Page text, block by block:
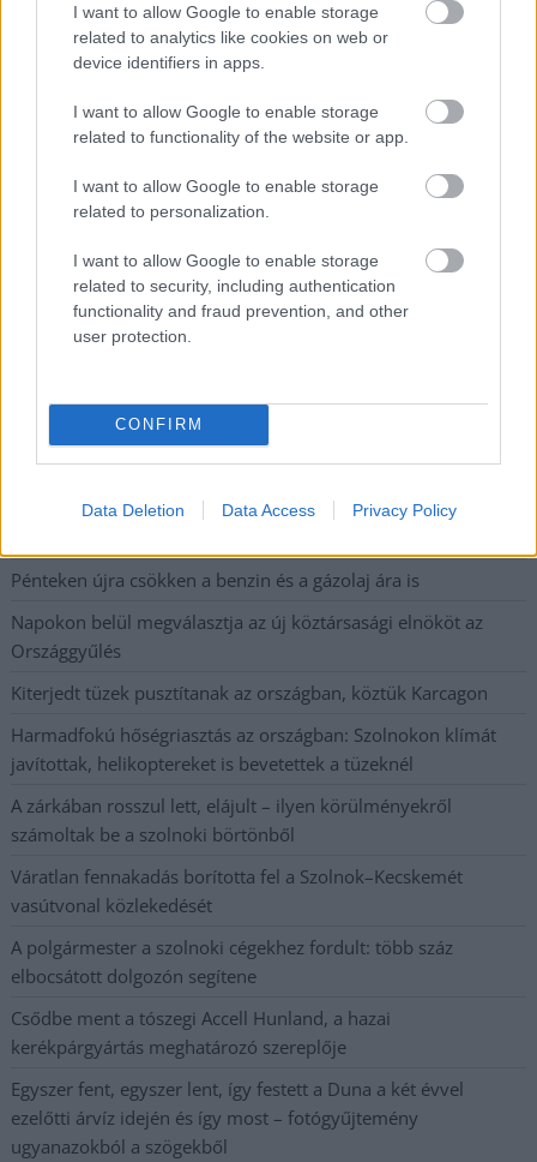
I want to allow Google to enable storage
related to analytics like cookies on web or
device identifiers in apps.
I want to allow Google to enable storage
related to functionality of the website or app.
I want to allow Google to enable storage
related to personalization.
I want to allow Google to enable storage
related to security, including authentication
functionality and fraud prevention, and other
user protection.
CONFIRM
Data Deletion Data Access Privacy Policy
Adja meg keresztnevét:
meg e-mail címét:
Megismertem és elfogadom aGDPR-szabályzatot
Nem szeretne lemaradni semmiről? Csak egy kattintás, és hírlevelünk a
postaládájába érkezik!
A SZOL24 legfrissebb 24 cikke
A Szolnok megyei gazdák nagyon nem akarták a JÉGER
további üzemeltetését
állapotban levő buszmegálló mutatja, hogy Szolnok mennyire
Pénteken újra csökken a benzin és a gázolaj ára is
Napokon belül megválasztja az új köztársasági elnököt az
Országgyűlés
Kiterjedt tüzek pusztítanak az országban, köztük Karcagon
Harmadfokú hőségriasztás az országban: Szolnokon klímát
javítottak, helikoptereket is bevetettek a tüzeknél
A zárkában rosszul lett, elájult – ilyen körülményekről
számoltak be a szolnoki börtönből
Váratlan fennakadás borította fel a Szolnok–Kecskemét
vasútvonal közlekedését
A polgármester a szolnoki cégekhez fordult: több száz
elbocsátott dolgozón segítene
Csődbe ment a tószegi Accell Hunland, a hazai
kerékpárgyártás meghatározó szereplője
Egyszer fent, egyszer lent, így festett a Duna a két évvel
ezelőtti árvíz idején és így most – fotógyűjtemény
ugyanazokból a szögekből